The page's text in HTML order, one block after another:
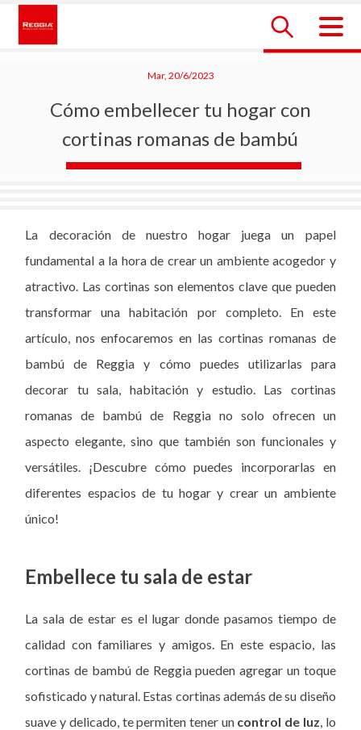
Skip
content
Mar, 20/6/2023
Cómo embellecer tu hogar con
cortinas romanas de bambú
La decoración de nuestro hogar juega un papel
fundamental a la hora de crear un ambiente acogedor y
atractivo. Las cortinas son elementos clave que pueden
transformar una habitación por completo. En este
artículo, nos enfocaremos en las cortinas romanas de
bambú de Reggia y cómo puedes utilizarlas para
decorar tu sala, habitación y estudio. Las cortinas
romanas de bambú de Reggia no solo ofrecen un
aspecto elegante, sino que también son funcionales y
versátiles. ¡Descubre cómo puedes incorporarlas en
diferentes espacios de tu hogar y crear un ambiente
único!
Embellece tu sala de estar
La sala de estar es el lugar donde pasamos tiempo de
calidad con familiares y amigos. En este espacio, las
cortinas de bambú de Reggia pueden agregar un toque
sofisticado y natural. Estas cortinas además de su diseño
suave y delicado, te permiten tener un control de luz, lo